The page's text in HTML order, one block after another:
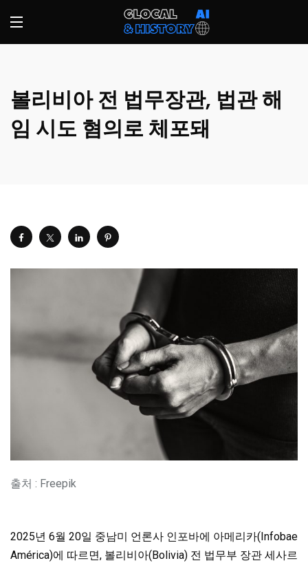
볼리비아 전 법무장관, 법관 해
임 시도 혐의로 체포돼
출처 : Freepik
2025년 6월 20일 중남미 언론사 인포바에 아메리카(Infobae
América)에 따르면, 볼리비아(Bolivia) 전 법무부 장관 세사르